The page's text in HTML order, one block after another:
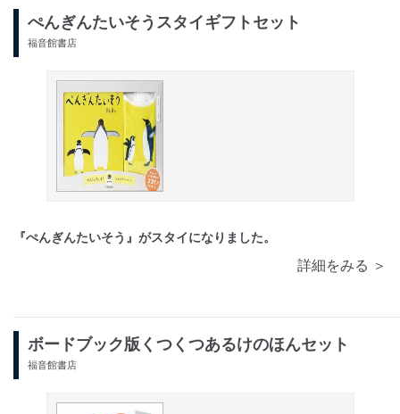
ぺんぎんたいそうスタイギフトセット
福音館書店
『ぺんぎんたいそう』がスタイになりました。
詳細をみる ＞
ボードブック版くつくつあるけのほんセット
福音館書店